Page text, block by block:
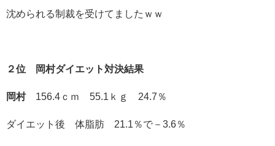
沈められる制裁を受けてましたｗｗ
２位 岡村ダイエット対決結果
岡村156.4ｃｍ 55.1ｋｇ 24.7％
ダイエット後 体脂肪 21.1％で－3.6％